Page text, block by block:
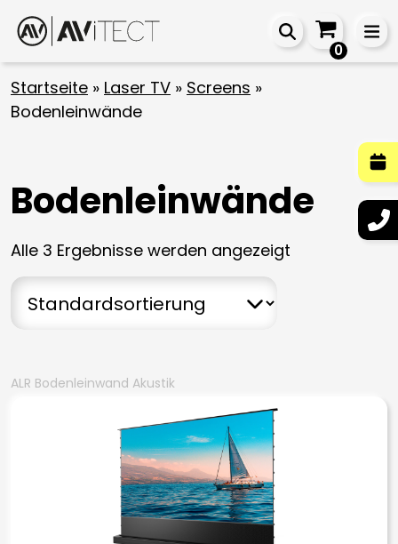
0
Startseite » Laser TV » Screens »
Bodenleinwände
Bodenleinwände
Alle 3 Ergebnisse werden angezeigt
ALR Bodenleinwand Akustik